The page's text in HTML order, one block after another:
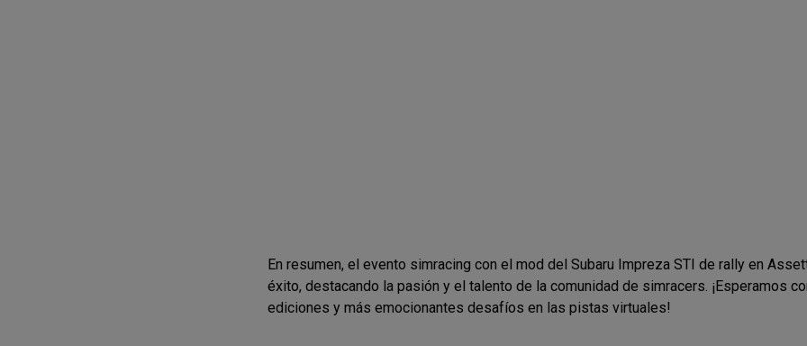
En resumen, el evento simracing con el mod del Subaru Impreza STI de rally en
éxito, destacando la pasión y el talento de la comunidad de simracers. ¡Esperamos
ediciones y más emocionantes desafíos en las pistas virtuales!